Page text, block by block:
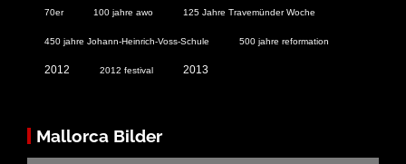
70er 100 jahre awo 125 Jahre Travemünder Woche
450 jahre Johann-Heinrich-Voss-Schule 500 jahre reformation
2012 2012 festival 2013
Mallorca Bilder